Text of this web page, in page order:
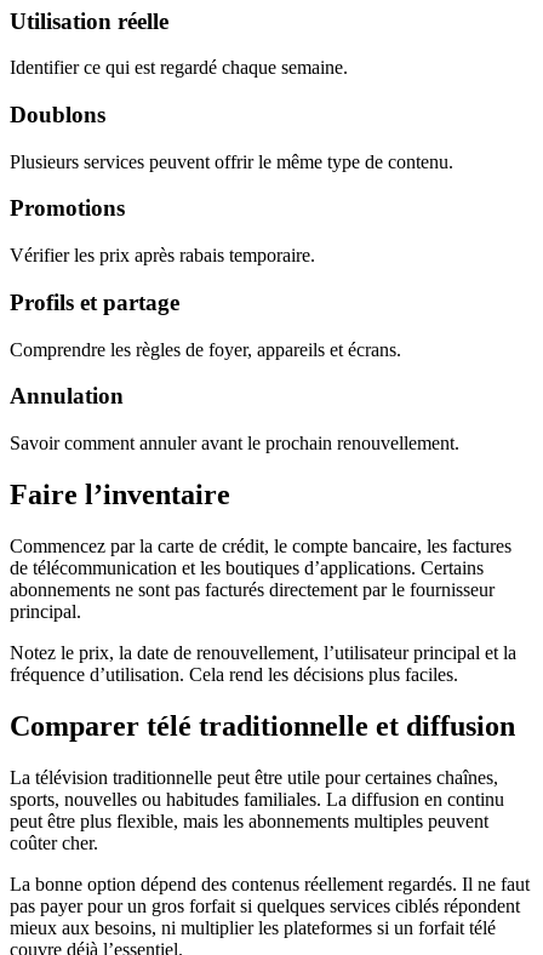
Utilisation réelle
Identifier ce qui est regardé chaque semaine.
Doublons
Plusieurs services peuvent offrir le même type de contenu.
Promotions
Vérifier les prix après rabais temporaire.
Profils et partage
Comprendre les règles de foyer, appareils et écrans.
Annulation
Savoir comment annuler avant le prochain renouvellement.
Faire l’inventaire
Commencez par la carte de crédit, le compte bancaire, les factures
de télécommunication et les boutiques d’applications. Certains
abonnements ne sont pas facturés directement par le fournisseur
principal.
Notez le prix, la date de renouvellement, l’utilisateur principal et la
fréquence d’utilisation. Cela rend les décisions plus faciles.
Comparer télé traditionnelle et diffusion
La télévision traditionnelle peut être utile pour certaines chaînes,
sports, nouvelles ou habitudes familiales. La diffusion en continu
peut être plus flexible, mais les abonnements multiples peuvent
coûter cher.
La bonne option dépend des contenus réellement regardés. Il ne faut
pas payer pour un gros forfait si quelques services ciblés répondent
mieux aux besoins, ni multiplier les plateformes si un forfait télé
couvre déjà l’essentiel.